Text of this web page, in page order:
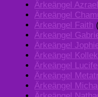
Ärkeängel Azrael
Ärkeängel
Ärkeängel Faith
Ärkeängel
Ärkeängel
Ärkeängel
Ärkeängel
Ärkeängel
Ärkeängel